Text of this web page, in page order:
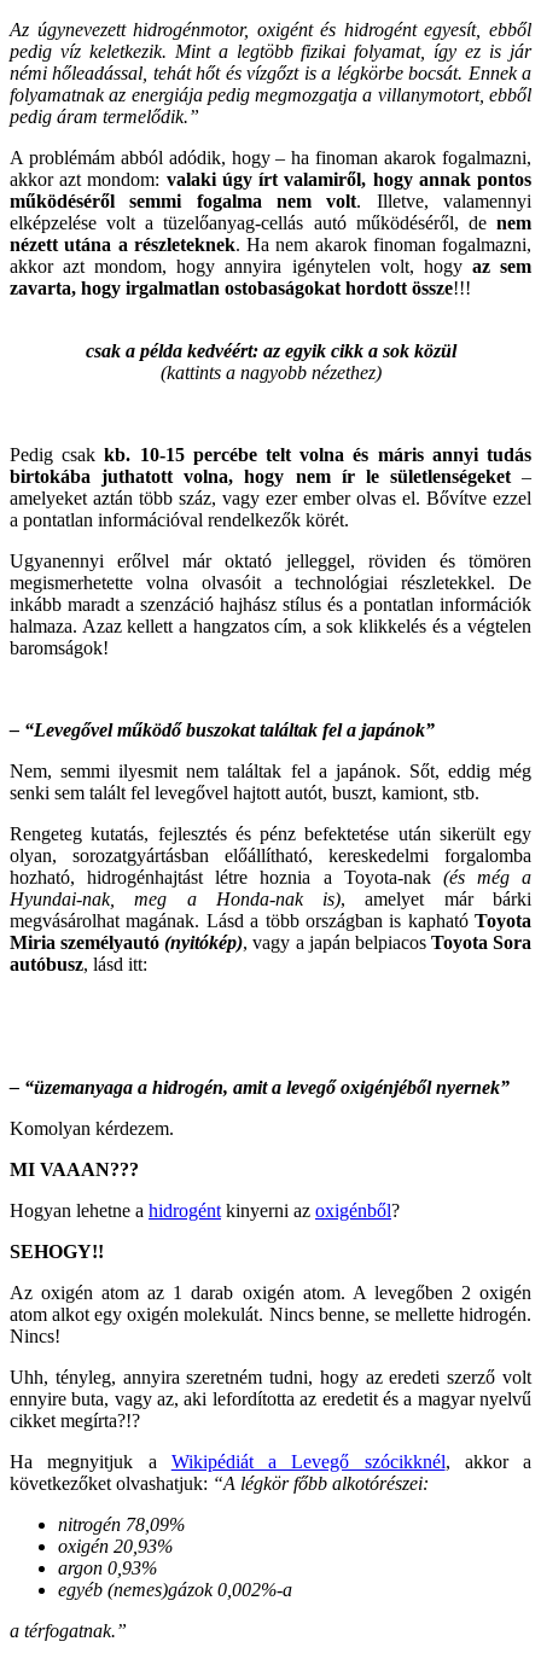
Az úgynevezett hidrogénmotor, oxigént és hidrogént egyesít, ebből
pedig víz keletkezik. Mint a legtöbb fizikai folyamat, így ez is jár
némi hőleadással, tehát hőt és vízgőzt is a légkörbe bocsát. Ennek a
folyamatnak az energiája pedig megmozgatja a villanymotort, ebből
pedig áram termelődik.”
A problémám abból adódik, hogy – ha finoman akarok fogalmazni,
akkor azt mondom: valaki úgy írt valamiről, hogy annak pontos
működéséről semmi fogalma nem volt. Illetve, valamennyi
elképzelése volt a tüzelőanyag-cellás autó működéséről, de nem
nézett utána a részleteknek. Ha nem akarok finoman fogalmazni,
akkor azt mondom, hogy annyira igénytelen volt, hogy az sem
zavarta, hogy irgalmatlan ostobaságokat hordott össze!!!
csak a példa kedvéért: az egyik cikk a sok közül
(kattints a nagyobb nézethez)
Pedig csakkb. 10-15 percébe telt volna és máris annyi tudás
birtokába juthatott volna, hogy nem ír le sületlenségeket–
amelyeket aztán több száz, vagy ezer ember olvas el. Bővítve ezzel
a pontatlan információval rendelkezők körét.
Ugyanennyi erőlvel már oktató jelleggel, röviden és tömören
megismerhetette volna olvasóit a technológiai részletekkel. De
inkább maradt a szenzáció hajhász stílus és a pontatlan információk
halmaza. Azaz kellett a hangzatos cím, a sok klikkelés és a végtelen
baromságok!
– “Levegővel működő buszokat találtak fel a japánok”
Nem, semmi ilyesmit nem találtak fel a japánok. Sőt, eddig még
senki sem talált fel levegővel hajtott autót, buszt, kamiont, stb.
Rengeteg kutatás, fejlesztés és pénz befektetése után sikerült egy
olyan, sorozatgyártásban előállítható, kereskedelmi forgalomba
hozható, hidrogénhajtást létre hoznia a Toyota-nak (és még a
Hyundai-nak, meg a Honda-nak is), amelyet már bárki
megvásárolhat magának. Lásd a több országban is kapható Toyota
Miria személyautó(nyitókép), vagy a japán belpiacos Toyota Sora
autóbusz, lásd itt:
– “üzemanyaga a hidrogén, amit a levegő oxigénjéből nyernek”
Komolyan kérdezem.
MI VAAAN???
Hogyan lehetne a hidrogént kinyerni az oxigénből?
SEHOGY!!
Az oxigén atom az 1 darab oxigén atom. A levegőben 2 oxigén
atom alkot egy oxigén molekulát. Nincs benne, se mellette hidrogén.
Nincs!
Uhh, tényleg, annyira szeretném tudni, hogy az eredeti szerző volt
ennyire buta, vagy az, aki lefordította az eredetit és a magyar nyelvű
cikket megírta?!?
Ha megnyitjuk a Wikipédiát a Levegő szócikknél, akkor a
következőket olvashatjuk: “A légkör főbb alkotórészei:
nitrogén 78,09%
oxigén 20,93%
argon 0,93%
egyéb (nemes)gázok 0,002%-a
a térfogatnak.”